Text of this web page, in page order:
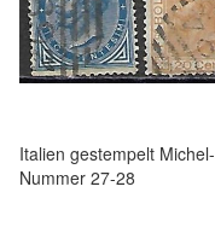
Italien gestempelt Michel-
Nummer 27-28